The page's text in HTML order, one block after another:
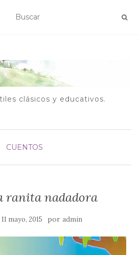
clásicos y educativos.
CUENTOS
ranita nadadora
11 mayo, 2015 por admin